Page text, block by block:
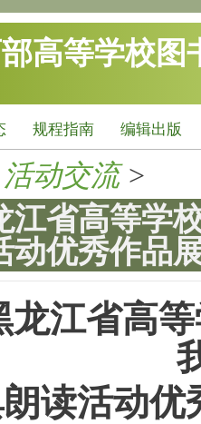
高等学校图
规程指南 编辑出版
活动交流>
江省高等学
动优秀作品
龙江省高
读活动优